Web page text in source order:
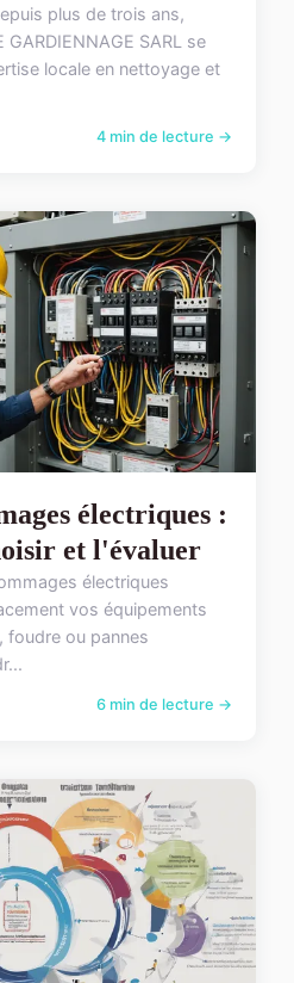
plus de trois ans,
GARDIENNAGE SARL se
locale en nettoyage et
4 min de lecture →
électriques :
et l'évaluer
électriques
vos équipements
foudre ou pannes
6 min de lecture →